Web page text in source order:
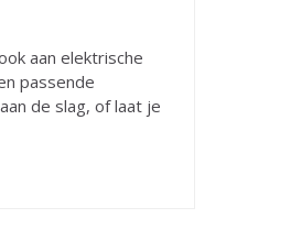
aan elektrische
passende
de slag, of laat je